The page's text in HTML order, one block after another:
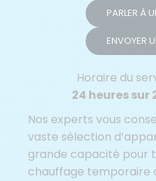
PARLER À
ENVOYER
Horaire du
24 heures sur
Nos experts vous
vaste sélection
grande capacité pour
chauffage temporaire